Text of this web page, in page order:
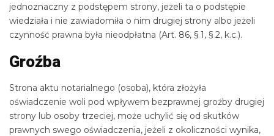
jednoznaczny z podstępem strony, jeżeli ta o podstępie
wiedziała i nie zawiadomiła o nim drugiej strony albo jeżeli
czynność prawna była nieodpłatna (Art. 86, § 1, § 2, k.c.).
Groźba
Strona aktu notarialnego (osoba), która złożyła
oświadczenie woli pod wpływem bezprawnej groźby drugiej
strony lub osoby trzeciej, może uchylić się od skutków
prawnych swego oświadczenia, jeżeli z okoliczności wynika,